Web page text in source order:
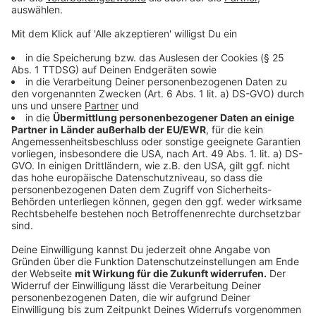
Leony trat im Kölner Carlswerk Victoria mit ihrer Tour
©RADIO NRW / Thorben Stange